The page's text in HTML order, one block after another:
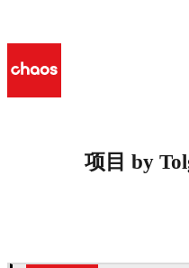
项目 by